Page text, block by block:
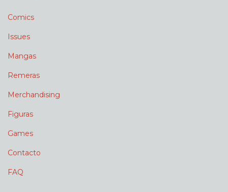
Comics
Issues
Mangas
Remeras
Merchandising
Figuras
Games
Contacto
FAQ